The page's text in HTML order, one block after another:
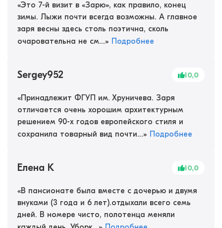
«Это 7-й визит в «Зарю», как правило, конец
зимы. Лыжи почти всегда возможны. А главное
заря весны здесь столь поэтична, сколь
очаровательна не см...» Подробнее
Sergey952 10,0
«Принадлежит ФГУП им. Хруничева. Заря
отличается очень хорошим архитектурным
решением 90-х годов европейского стиля и
сохранила товарный вид почти...» Подробнее
Елена К 10,0
«В пансионате была вместе с дочерью и двумя
внуками (3 года и 6 лет).отдыхали всего семь
дней. В номере чисто, полотенца меняли